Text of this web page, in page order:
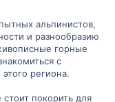
альпинистов,
и разнообразию
горные
с
региона.
покорить для